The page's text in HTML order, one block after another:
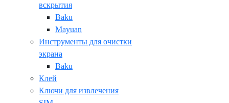
вскрытия
Baku
Mayuan
Инструменты для очистки
экрана
Baku
Клей
Ключи для извлечения